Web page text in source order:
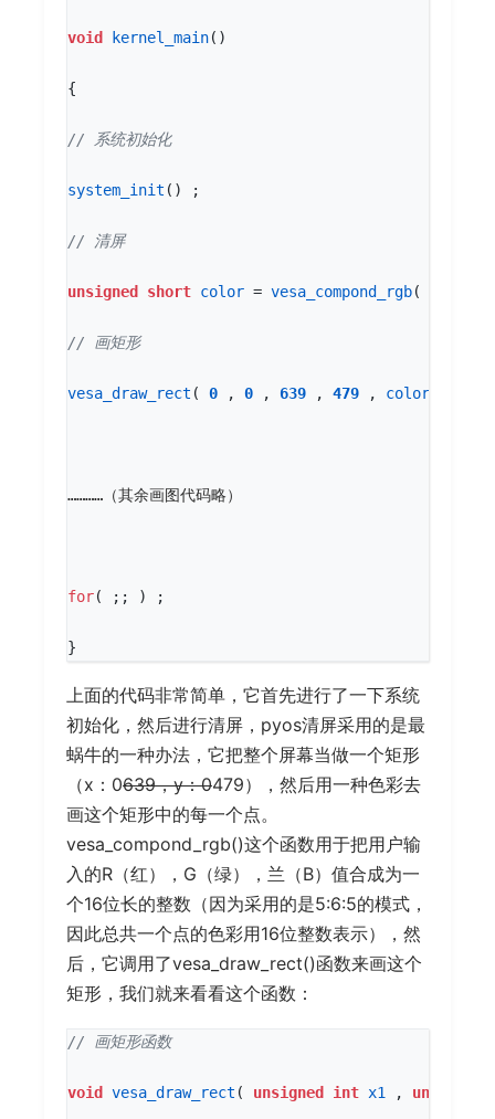
void kernel_main()
{
system_init () ;
unsigned short color = vesa_compond_rgb(
vesa_draw_rect ( 0 , 0 , 639 , 479 , color
…………（其余画图代码略）
for( ;; ) ;
}
上面的代码非常简单，它首先进行了一下系统
初始化，然后进行清屏，pyos清屏采用的是最
蜗牛的一种办法，它把整个屏幕当做一个矩形
（x：0639，y：0479），然后用一种色彩去
画这个矩形中的每一个点。
vesa_compond_rgb()这个函数用于把用户输
入的R（红），G（绿），兰（B）值合成为一
个16位长的整数（因为采用的是5:6:5的模式，
因此总共一个点的色彩用16位整数表示），然
后，它调用了vesa_draw_rect()函数来画这个
矩形，我们就来看看这个函数：
void vesa_draw_rect ( unsigned int x1 , unsigned